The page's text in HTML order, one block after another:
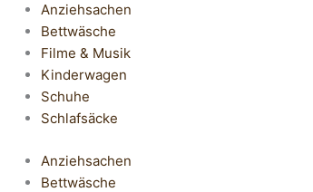
Anziehsachen
Bettwäsche
Filme & Musik
Kinderwagen
Schuhe
Schlafsäcke
Anziehsachen
Bettwäsche